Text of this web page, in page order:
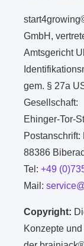
GmbH,
Amtsgericht
gem. § 27a
Gesellschaft:
Ehinger-Tor-
Postanschrift:
88386
Tel:+49
Mail:
Copyright:
Konzepte